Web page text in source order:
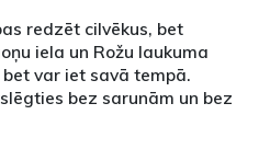
redzēt cilvēkus, bet
iela un Rožu laukuma
var iet savā tempā.
bez sarunām un bez